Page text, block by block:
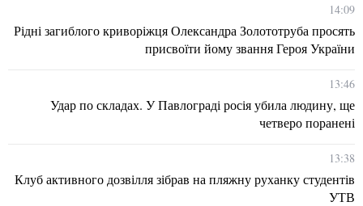
14:09
Рідні загиблого криворіжця Олександра Золототруба просять
присвоїти йому звання Героя України
13:46
Удар по складах. У Павлограді росія убила людину, ще
четверо поранені
13:38
Клуб активного дозвілля зібрав на пляжну руханку студентів
УТВ